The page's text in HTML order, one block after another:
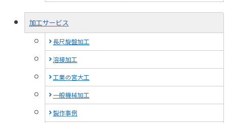
加工サービス
長尺旋盤加工
溶接加工
工業の宮大工
一般機械加工
製作事例